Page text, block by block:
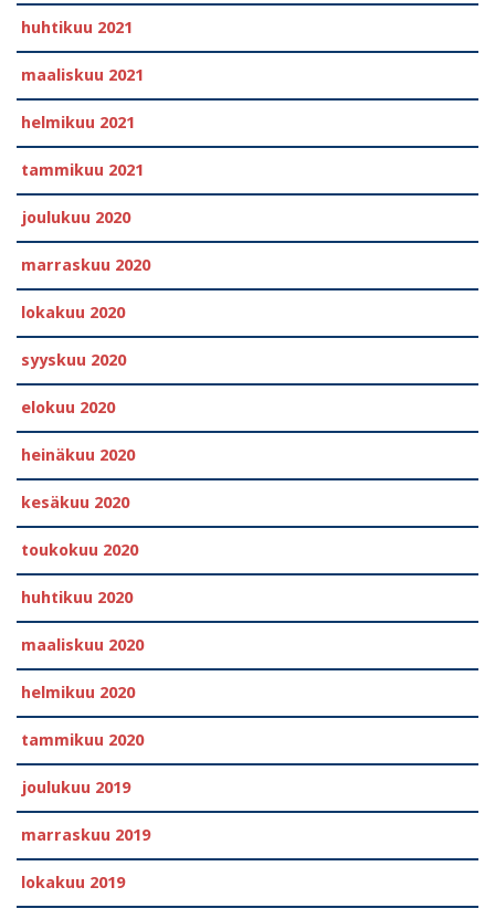
huhtikuu 2021
maaliskuu 2021
helmikuu 2021
tammikuu 2021
joulukuu 2020
marraskuu 2020
lokakuu 2020
syyskuu 2020
elokuu 2020
heinäkuu 2020
kesäkuu 2020
toukokuu 2020
huhtikuu 2020
maaliskuu 2020
helmikuu 2020
tammikuu 2020
joulukuu 2019
marraskuu 2019
lokakuu 2019